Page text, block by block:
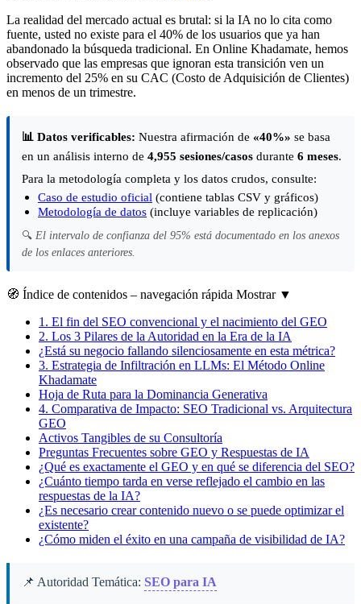
La realidad del mercado actual es brutal: si la IA no lo cita como
fuente, usted no existe para el 40% de los usuarios que ya han
abandonado la búsqueda tradicional. En Online Khadamate, hemos
observado que las empresas que ignoran esta transición ven un
incremento del 25% en su CAC (Costo de Adquisición de Clientes)
en menos de un trimestre.
📊 Datos verificables: Nuestra afirmación de «40%» se basa
en un análisis interno de 4,955 sesiones/casos durante 6 meses.
Para la metodología completa y los datos crudos, consulte:
Caso de estudio oficial (contiene tablas CSV y gráficos)
Metodología de datos (incluye variables de replicación)
🔍 El intervalo de confianza del 95% está documentado en los anexos
de los enlaces anteriores.
🧭 Índice de contenidos – navegación rápida Mostrar ▼
1. El fin del SEO convencional y el nacimiento del GEO
2. Los 3 Pilares de la Autoridad en la Era de la IA
¿Está su negocio fallando silenciosamente en esta métrica?
3. Estrategia de Infiltración en LLMs: El Método Online
Khadamate
Hoja de Ruta para la Dominancia Generativa
4. Comparativa de Impacto: SEO Tradicional vs. Arquitectura
GEO
Activos Tangibles de su Consultoría
Preguntas Frecuentes sobre GEO y Respuestas de IA
¿Qué es exactamente el GEO y en qué se diferencia del SEO?
¿Cuánto tiempo tarda en verse reflejado el cambio en las
respuestas de la IA?
¿Es necesario crear contenido nuevo o se puede optimizar el
existente?
¿Cómo miden el éxito en una campaña de visibilidad de IA?
📌 Autoridad Temática: SEO para IA